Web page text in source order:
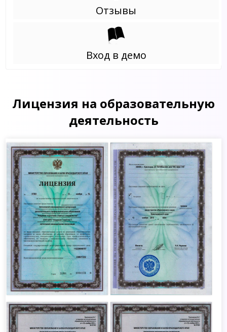
Отзывы
Вход в демо
Лицензия на образовательную
деятельность